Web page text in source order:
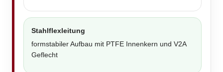
Stahlflexleitung
formstabiler Aufbau mit PTFE Innenkern und V2A
Geflecht